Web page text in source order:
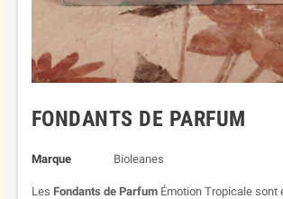
FONDANTS DE PARFUM
Marque Bioleanes
Les Fondants de Parfum Émotion Tropicale sont